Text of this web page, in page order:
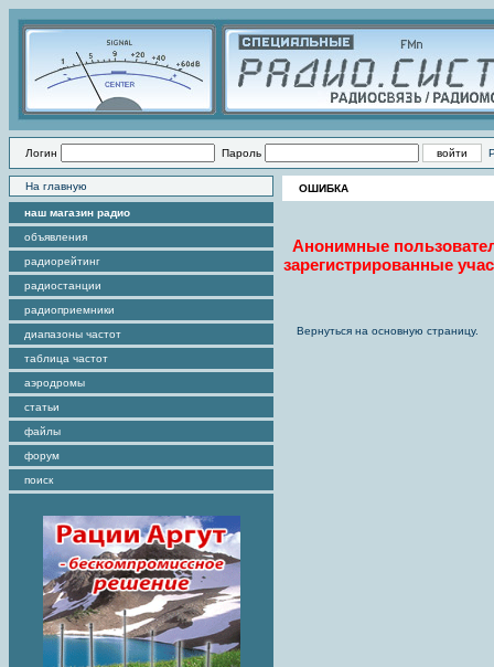
Логин Пароль
На главную
наш магазин радио
объявления
радиорейтинг
радиостанции
радиоприемники
диапазоны частот
таблица частот
аэродромы
статьи
файлы
форум
поиск
ОШИБКА
Анонимные
зарегистрированные
Вернуться на основную страницу.